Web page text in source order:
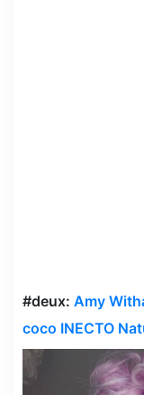
#deux: Amy
coco INECTO